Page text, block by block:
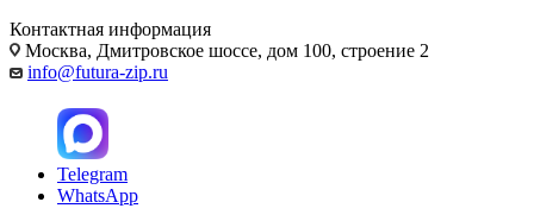
Контактная информация
Москва, Дмитровское шоссе, дом 100, строение 2
info@futura-zip.ru
Telegram
WhatsApp